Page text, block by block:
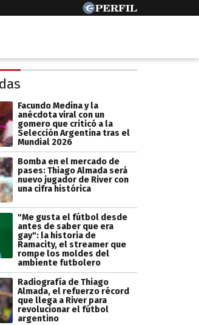
Facundo Medina y la
anécdota viral con un
gomero que criticó a la
Selección Argentina tras el
Mundial 2026
Bomba en el mercado de
pases: Thiago Almada será
nuevo jugador de River con
una cifra histórica
"Me gusta el fútbol desde
antes de saber que era
gay": la historia de
Ramacity, el streamer que
rompe los moldes del
ambiente futbolero
Radiografía de Thiago
Almada, el refuerzo récord
que llega a River para
revolucionar el fútbol
argentino